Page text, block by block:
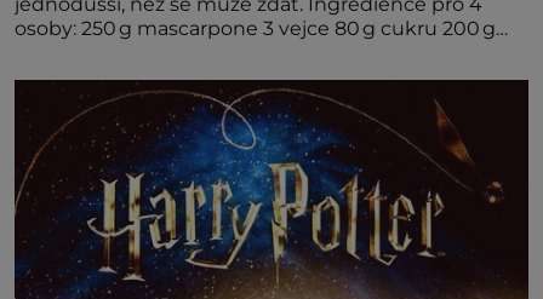
osoby: 250 g mascarpone 3 vejce 80 g cukru 200 g
amaretta kakao na posypání Postup: Oddělte
žloutky od bílků. Žloutky vyšlehejte s cukrem do
světlé pěny a postupně do nich vmíchejte
mascarpone, aby vznikl hladký